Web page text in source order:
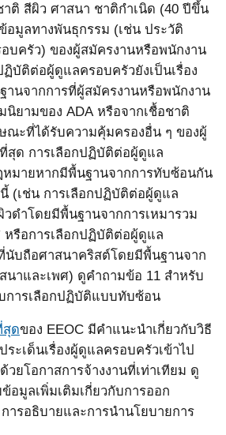
าติ สีผิว ศาสนา ชาติกำเนิด (40 ปีขึ้น
อมูลทางพันธุกรรม (เช่น ประวัติ
บครัว) ของผู้สมัครงานหรือพนักงาน
บัติต่อผู้ดูแลครอบครัวยังเป็นเรื่อง
นจากการที่ผู้สมัครงานหรือพนักงาน
นิยามของ ADA หรือจากเชื้อชาติ
ะที่ได้รับความคุ้มครองอื่น ๆ ของผู้
สุด การเลือกปฏิบัติต่อผู้ดูแล
มายหากมีพื้นฐานจากการทับซ้อนกัน
(เช่น การเลือกปฏิบัติต่อผู้ดูแล
ดำโดยมีพื้นฐานจากการเหมารวม
หรือการเลือกปฏิบัติต่อผู้ดูแล
นับถือศาสนาคริสต์โดยมีพื้นฐานจาก
นาและเพศ) ดูคำถามข้อ 11 สำหรับ
การเลือกปฏิบัติแบบทับซ้อน
สุดของ EEOC มีคำแนะนำเกี่ยวกับวิธี
ะเด็นเรื่องผู้ดูแลครอบครัวเข้าไป
วยโอกาสการจ้างงานที่เท่าเทียม ดู
อมูลเพิ่มเติมเกี่ยวกับการออก
ารอธิบายและการนำนโยบายการ